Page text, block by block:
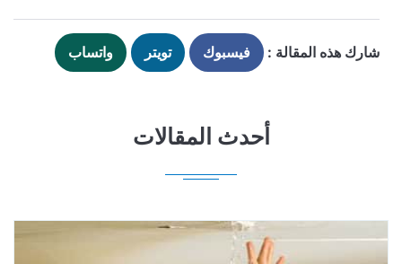
شارك هذه المقالة : فيسبوك تويتر واتساب
أحدث المقالات